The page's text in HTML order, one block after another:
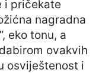
i pričekate
nagradna
eko tonu, a
ovakvih
osviještenost i